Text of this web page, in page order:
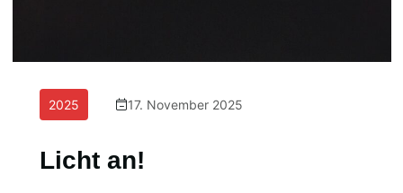
2025 17. November 2025
Licht an!